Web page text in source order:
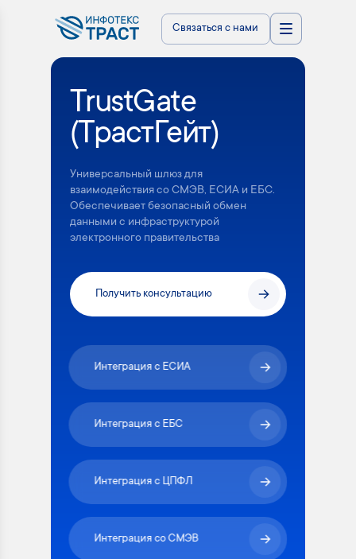
Связаться с нами
TrustGate
(ТрастГейт)
Универсальный шлюз для
взаимодействия со СМЭВ, ЕСИА и ЕБС.
Обеспечивает безопасный обмен
данными с инфраструктурой
электронного правительства
Получить консультацию
Интеграция с ЕСИА
Интеграция с ЕБС
Интеграция с ЦПФЛ
Интеграция со СМЭВ